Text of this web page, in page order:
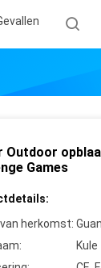
Outdoor
Games
herkomst:
Kule